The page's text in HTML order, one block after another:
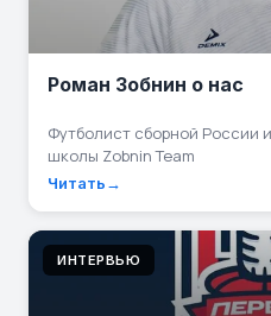
Роман Зобнин о нас
Футболист сборной России
школы Zobnin Team
Читать
ИНТЕРВЬЮ